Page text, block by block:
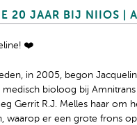
20 JAAR BIJ NIIOS |
❤️
in 2005, begon
bioloog bij Amnitrans
Gerrit R.J. Melles haar om
waarop er een grote frons